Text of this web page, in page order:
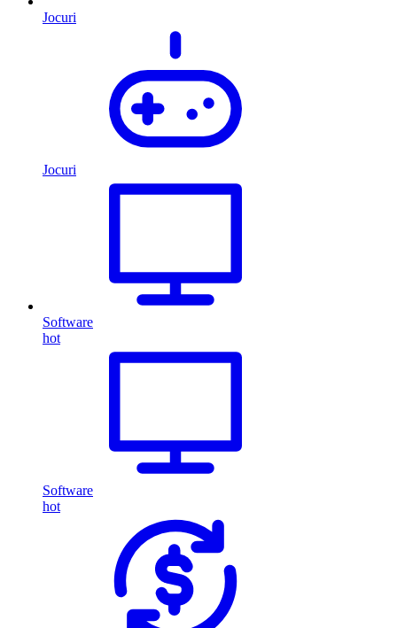
Jocuri
Jocuri
Software
hot
Software
hot